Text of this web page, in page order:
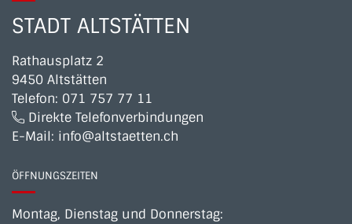
STADT ALTSTÄTTEN
Rathausplatz 2
9450 Altstätten
Telefon: 071 757 77 11
Direkte Telefonverbindungen
E-Mail: info@altstaetten.ch
ÖFFNUNGSZEITEN
Montag, Dienstag und Donnerstag: